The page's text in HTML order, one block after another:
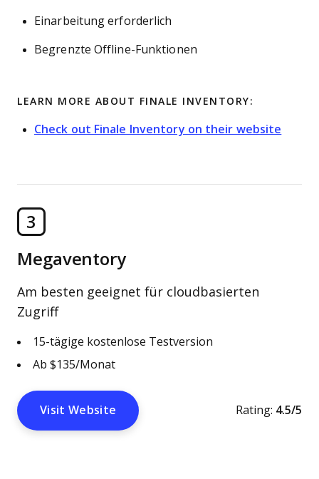
Einarbeitung erforderlich
Begrenzte Offline-Funktionen
LEARN MORE ABOUT FINALE INVENTORY:
Check out Finale Inventory on their website
3
Megaventory
Am besten geeignet für cloudbasierten
Zugriff
15-tägige kostenlose Testversion
Ab $135/Monat
Visit Website Rating: 4.5/5